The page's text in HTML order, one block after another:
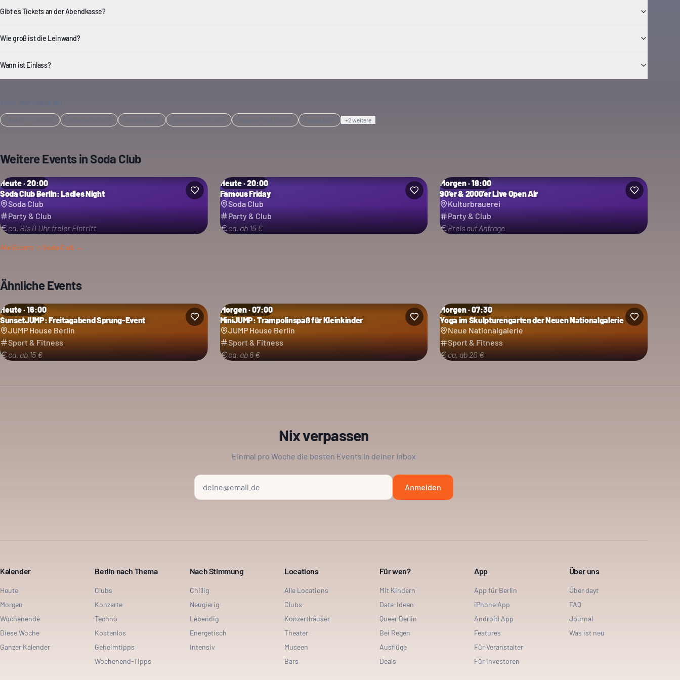
Gibt es Tickets an der Abendkasse?
Wie groß ist die Leinwand?
Wann ist Einlass?
+2weitere
Weitere Events in Soda Club
Heute · 20:00
Soda Club Berlin: Ladies Night
Soda Club
Party & Club
ca. Bis 0 Uhr freier Eintritt
Heute · 20:00
Famous Friday
Soda Club
Party & Club
ca. ab 15 €
Morgen · 18:00
90’er & 2000’er Live Open Air
Kulturbrauerei
Party & Club
Preis auf Anfrage
Alle Events in Soda Club →
Ähnliche Events
Heute · 16:00
SunsetJUMP: Freitagabend Sprung-Event
JUMP House Berlin
Sport & Fitness
ca. ab 15 €
Morgen · 07:00
MiniJUMP: Trampolinspaß für Kleinkinder
JUMP House Berlin
Sport & Fitness
ca. ab 6 €
Morgen · 07:30
Yoga im Skulpturengarten der Neuen Nationalgalerie
Neue Nationalgalerie
Sport & Fitness
ca. ab 20 €
Nix verpassen
Einmal pro Woche die besten Events in deiner Inbox
Anmelden
Kalender
Heute
Morgen
Wochenende
Diese Woche
Ganzer Kalender
Berlin nach Thema
Clubs
Konzerte
Techno
Kostenlos
Geheimtipps
Wochenend-Tipps
Nach Stimmung
Chillig
Neugierig
Lebendig
Energetisch
Intensiv
Locations
Alle Locations
Clubs
Konzerthäuser
Theater
Museen
Bars
Für wen?
Mit Kindern
Date-Ideen
Queer Berlin
Bei Regen
Ausflüge
Deals
App
App für Berlin
iPhone App
Android App
Features
Für Veranstalter
Für Investoren
Über uns
Über dayt
FAQ
Journal
Was ist neu